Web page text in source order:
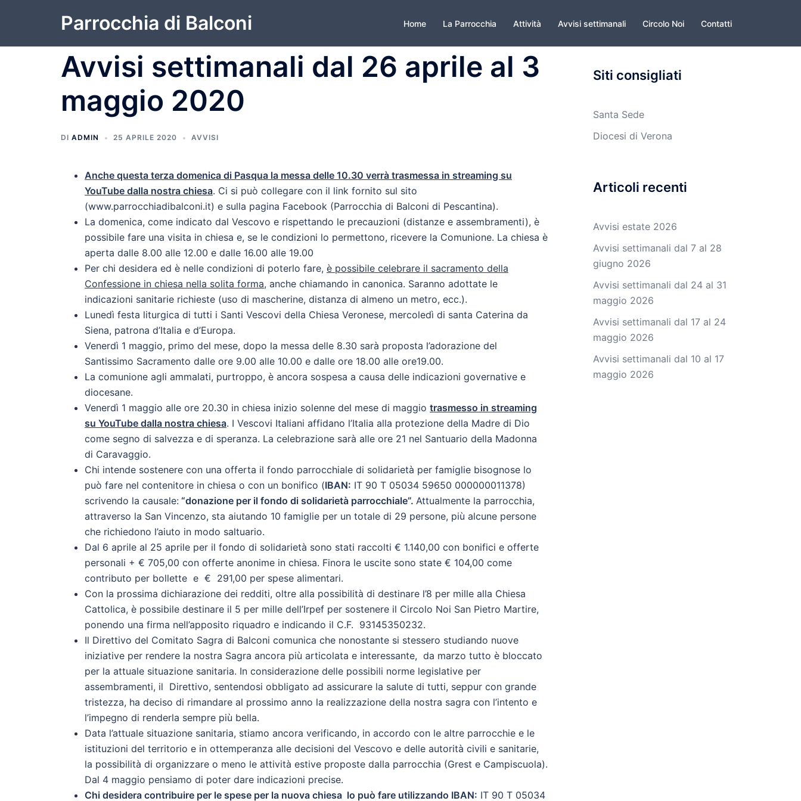
Parrocchia di Balconi Home La Parrocchia Attività Avvisi settimanali Circolo Noi Contatti
Avvisi settimanali dal 26 aprile al 3
maggio 2020
DI ADMIN 25 APRILE 2020 AVVISI
Anche questa terza domenica di Pasqua la messa delle 10.30 verrà trasmessa in streaming su
YouTube dalla nostra chiesa. Ci si può collegare con il link fornito sul sito
(www.parrocchiadibalconi.it) e sulla pagina Facebook (Parrocchia di Balconi di Pescantina).
La domenica, come indicato dal Vescovo e rispettando le precauzioni (distanze e assembramenti), è
possibile fare una visita in chiesa e, se le condizioni lo permettono, ricevere la Comunione. La chiesa è
aperta dalle 8.00 alle 12.00 e dalle 16.00 alle 19.00
Per chi desidera ed è nelle condizioni di poterlo fare, è possibile celebrare il sacramento della
Confessione in chiesa nella solita forma, anche chiamando in canonica. Saranno adottate le
indicazioni sanitarie richieste (uso di mascherine, distanza di almeno un metro, ecc.).
Lunedì festa liturgica di tutti i Santi Vescovi della Chiesa Veronese, mercoledì di santa Caterina da
Siena, patrona d’Italia e d’Europa.
Venerdì 1 maggio, primo del mese, dopo la messa delle 8.30 sarà proposta l’adorazione del
Santissimo Sacramento dalle ore 9.00 alle 10.00 e dalle ore 18.00 alle ore19.00.
La comunione agli ammalati, purtroppo, è ancora sospesa a causa delle indicazioni governative e
diocesane.
Venerdì 1 maggio alle ore 20.30 in chiesa inizio solenne del mese di maggio trasmesso in streaming
su YouTube dalla nostra chiesa. I Vescovi Italiani affidano l’Italia alla protezione della Madre di Dio
come segno di salvezza e di speranza. La celebrazione sarà alle ore 21 nel Santuario della Madonna
di Caravaggio.
Chi intende sostenere con una offerta il fondo parrocchiale di solidarietà per famiglie bisognose lo
può fare nel contenitore in chiesa o con un bonifico (IBAN: IT 90 T 05034 59650 000000011378)
scrivendo la causale: “donazione per il fondo di solidarietà parrocchiale”. Attualmente la parrocchia,
attraverso la San Vincenzo, sta aiutando 10 famiglie per un totale di 29 persone, più alcune persone
che richiedono l’aiuto in modo saltuario.
Dal 6 aprile al 25 aprile per il fondo di solidarietà sono stati raccolti € 1.140,00 con bonifici e offerte
personali + € 705,00 con offerte anonime in chiesa. Finora le uscite sono state € 104,00 come
contributo per bollette e € 291,00 per spese alimentari.
Con la prossima dichiarazione dei redditi, oltre alla possibilità di destinare l’8 per mille alla Chiesa
Cattolica, è possibile destinare il 5 per mille dell’Irpef per sostenere il Circolo Noi San Pietro Martire,
ponendo una firma nell’apposito riquadro e indicando il C.F. 93145350232.
Il Direttivo del Comitato Sagra di Balconi comunica che nonostante si stessero studiando nuove
iniziative per rendere la nostra Sagra ancora più articolata e interessante, da marzo tutto è bloccato
per la attuale situazione sanitaria. In considerazione delle possibili norme legislative per
assembramenti, il Direttivo, sentendosi obbligato ad assicurare la salute di tutti, seppur con grande
tristezza, ha deciso di rimandare al prossimo anno la realizzazione della nostra sagra con l’intento e
l’impegno di renderla sempre più bella.
Data l’attuale situazione sanitaria, stiamo ancora verificando, in accordo con le altre parrocchie e le
istituzioni del territorio e in ottemperanza alle decisioni del Vescovo e delle autorità civili e sanitarie,
la possibilità di organizzare o meno le attività estive proposte dalla parrocchia (Grest e Campiscuola).
Dal 4 maggio pensiamo di poter dare indicazioni precise.
Chi desidera contribuire per le spese per la nuova chiesa lo può fare utilizzando IBAN: IT 90 T 05034
Siti consigliati
Santa Sede
Diocesi di Verona
Articoli recenti
Avvisi estate 2026
Avvisi settimanali dal 7 al 28
giugno 2026
Avvisi settimanali dal 24 al 31
maggio 2026
Avvisi settimanali dal 17 al 24
maggio 2026
Avvisi settimanali dal 10 al 17
maggio 2026